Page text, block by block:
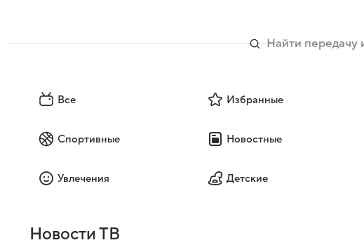
Все Избранные
Спортивные Новостные
Увлечения Детские
Новости ТВ